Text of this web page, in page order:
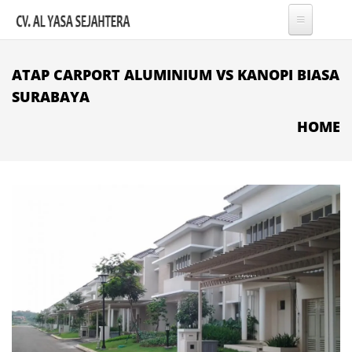
Skip to main content
ATAP CARPORT ALUMINIUM VS KANOPI BIASA
SURABAYA
HOME